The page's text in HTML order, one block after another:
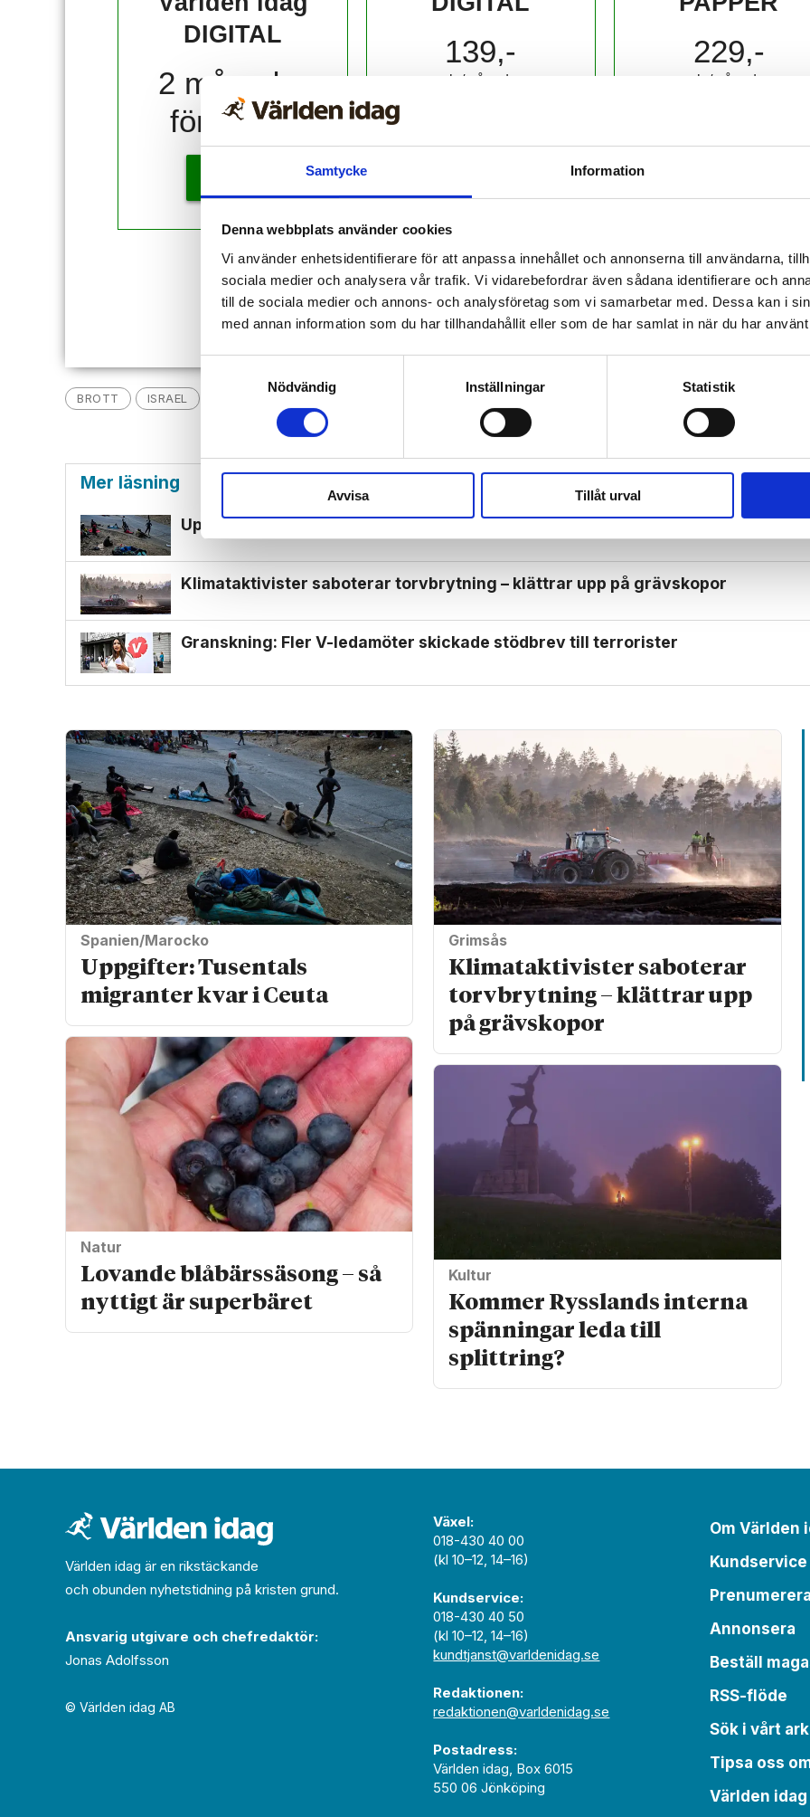
Samtycke Information
Denna webbplats använder cookies
Vi använder enhetsidentifierare för att anpassa innehållet och annonserna till användarna,
sociala medier och analysera vår trafik. Vi vidarebefordrar även sådana identifierare och
till de sociala medier och annons- och analysföretag som vi samarbetar med. Dessa kan i
med annan information som du har tillhandahållit eller som de har samlat in när du har
Samtyckesval
Nödvändig
Inställningar Statistik
Avvisa Tillåt urval
DIGITAL
2 månader
för 10 kr!
139,-
kr/månad ​​​​​​
229,-
kr/månad ​​​​​​
Redan prenumerant? Logga in
Mina Sidor
BROTT ISRAEL ISRAELS AMBASSAD
Mer läsning
Uppgifter: Tusentals migranter kvar i Ceuta
Klimat­aktivister saboterar torv­brytning – klättrar upp på gräv­skopor
Granskning: Fler V-ledamöter skickade stödbrev till terrorister
Spanien/Marocko
Uppgifter: Tusentals
migranter kvar i Ceuta
Natur
Lovande blåbärssäsong – så
nyttigt är superbäret
Grimsås
Klimat­aktivister saboterar
torv­brytning – klättrar upp
på gräv­skopor
Kultur
Kommer Rysslands interna
spänningar leda till
splittring?
Världen idag är en rikstäckande
och obunden nyhets­­­tidning på kristen grund.
Ansvarig utgivare och chef­redaktör:
Jonas Adolfsson
© Världen idag AB
Växel:
018-430 40 00
(kl 10–12, 14–16)
Kundservice:
018-430 40 50
(kl 10–12, 14–16)
kundtjanst@varldenidag.se
Redaktionen:
redaktionen@varldenidag.se
Postadress:
Världen idag, Box 6015
550 06 Jönköping
Om Världen
Kundservice
Annonsera
Beställ
RSS-flöde
Sök i vårt
Tipsa oss
Världen